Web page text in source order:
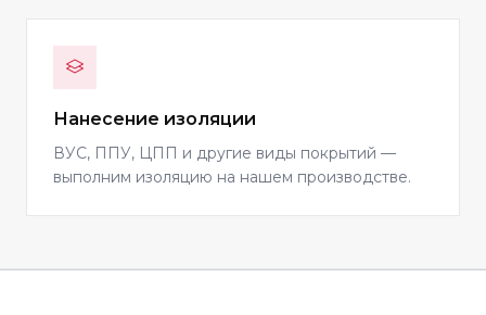
Нанесение изоляции
ВУС, ППУ, ЦПП и другие виды покрытий —
выполним изоляцию на нашем производстве.